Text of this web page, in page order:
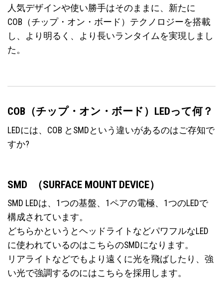
人気デザインや使い勝手はそのままに、新たに
COB（チップ・オン・ボード）テクノロジーを搭載
し、より明るく、より長いランタイムを実現しまし
た。
COB（チップ・オン・ボード）LEDって何？
LEDには、COB とSMDという違いがあるのはご存知で
すか?
SMD （SURFACE MOUNT DEVICE）
SMD LEDは、1つの基盤、1ペアの電極、1つのLEDで
構成されています。
どちらかというとヘッドライトなどパワフルなLED
に使われているのはこちらのSMDになります。
リアライトなどでもより遠くに光を飛ばしたり、強
い光で強調するのにはこちらを採用します。